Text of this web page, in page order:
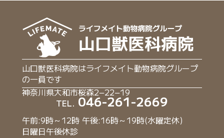
山口獣医科病院はライフメイト動物病院グループ
の一員です
神奈川県大和市桜森2−22−19
TEL.046-261-2669
午前:9時～12時 午後:16時～19時(水曜定休)
日曜日午後休診